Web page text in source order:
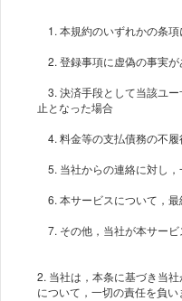
1. 本規約のいずれかの条項
2. 登録事項に虚偽の事実
3. 決済手段として当該ユ
止となった場合
4. 料金等の支払債務の不履
5. 当社からの連絡に対し
6. 本サービスについて，
2. 当社は，本条に基づき当
について，一切の責任を負い